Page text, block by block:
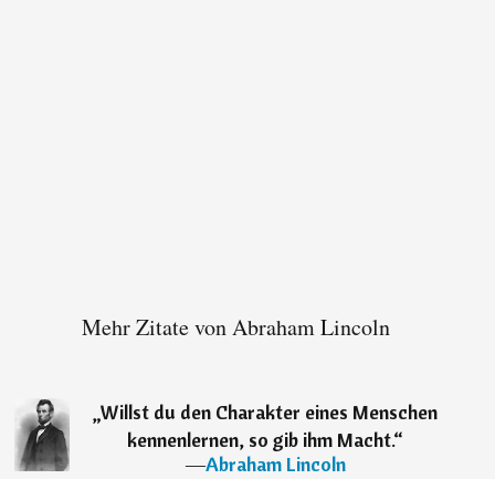
Mehr Zitate von Abraham Lincoln
„Willst du den Charakter eines Menschen
kennenlernen, so gib ihm Macht.“
―Abraham Lincoln